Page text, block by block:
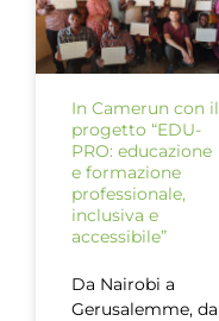
In Camerun con il
progetto “EDU-
PRO: educazione
e formazione
professionale,
inclusiva e
accessibile”
Da Nairobi a
Gerusalemme, da